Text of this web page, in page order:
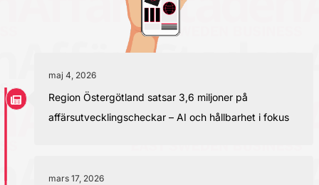
maj 4, 2026
Region Östergötland satsar 3,6 miljoner på
affärsutvecklingscheckar – AI och hållbarhet i fokus
mars 17, 2026